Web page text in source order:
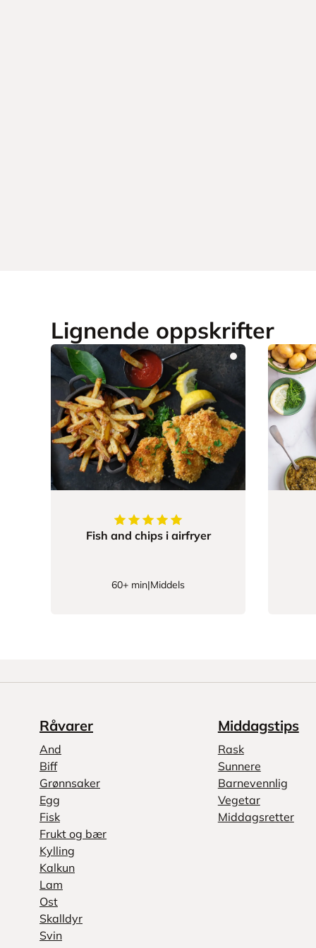
Lignende oppskrifter
5av5stjerner
Fish and chips i airfryer
60+ min|Middels
Råvarer
And
Biff
Grønnsaker
Egg
Fisk
Frukt og bær
Kylling
Kalkun
Lam
Ost
Skalldyr
Svin
Middagstips
Rask
Sunnere
Barnevennlig
Vegetar
Middagsretter